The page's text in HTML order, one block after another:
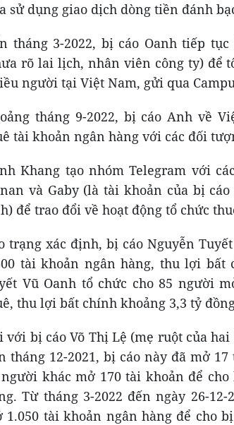
sử dụng giao dịch dòng tiền đánh
tháng 3-2022, bị cáo Oanh tiếp
rõ lai lịch, nhân viên công ty) để
người tại Việt Nam, gửi qua
tháng 9-2022, bị cáo Anh về
tài khoản ngân hàng với các đối
Khang tạo nhóm Telegram với
và Gaby (là tài khoản của bị
để trao đổi về hoạt động tổ chức
trạng xác định, bị cáo Nguyễn
tài khoản ngân hàng, thu lợi
Vũ Oanh tổ chức cho 85 người
thu lợi bất chính khoảng 3,3 tỷ
với bị cáo Võ Thị Lệ (mẹ ruột của
tháng 12-2021, bị cáo này đã mở
người khác mở 170 tài khoản để
Từ tháng 3-2022 đến ngày 26-
1.050 tài khoản ngân hàng để cho